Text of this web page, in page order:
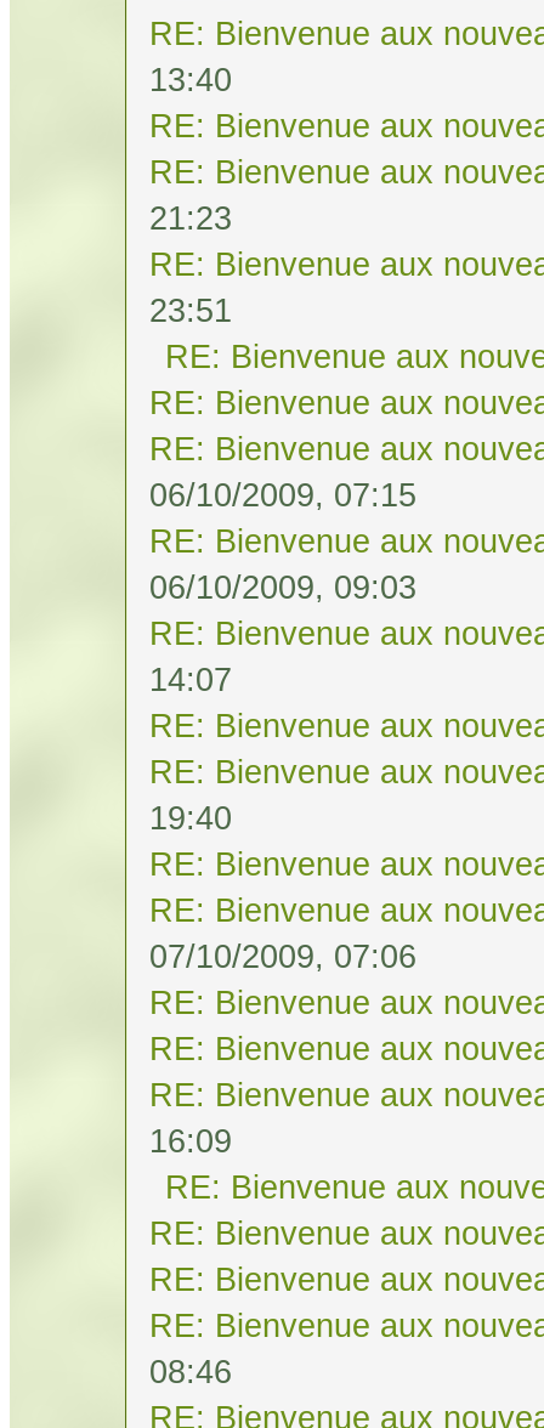
RE: Bienvenue aux
13:40
RE: Bienvenue aux
RE: Bienvenue aux
21:23
RE: Bienvenue aux
23:51
RE: Bienvenue aux
RE: Bienvenue aux
RE: Bienvenue aux
06/10/2009, 07:15
RE: Bienvenue aux
06/10/2009, 09:03
RE: Bienvenue aux
14:07
RE: Bienvenue aux
RE: Bienvenue aux
19:40
RE: Bienvenue aux
RE: Bienvenue aux
07/10/2009, 07:06
RE: Bienvenue aux
RE: Bienvenue aux
RE: Bienvenue aux
16:09
RE: Bienvenue aux
RE: Bienvenue aux
RE: Bienvenue aux
RE: Bienvenue aux
08:46
RE: Bienvenue aux